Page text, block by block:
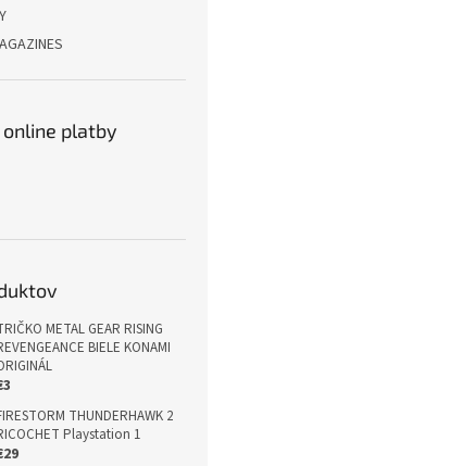
platby
METAL GEAR RISING
BIELE KONAMI
THUNDERHAWK 2
Playstation 1